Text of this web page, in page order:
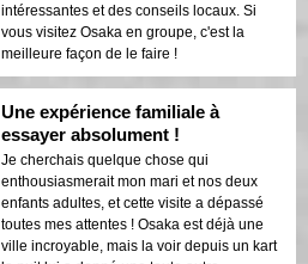
intéressantes et des conseils locaux. Si
vous visitez Osaka en groupe, c'est la
meilleure façon de le faire !
Une expérience familiale à
essayer absolument !
Je cherchais quelque chose qui
enthousiasmerait mon mari et nos deux
enfants adultes, et cette visite a dépassé
toutes mes attentes ! Osaka est déjà une
ville incroyable, mais la voir depuis un kart